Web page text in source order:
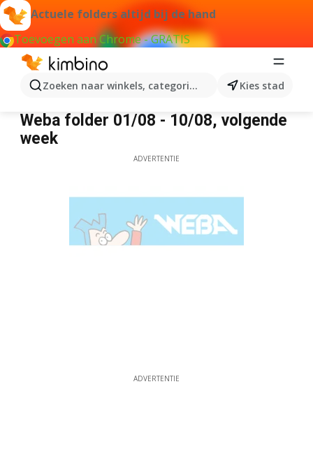
Actuele folders altijd bij de hand
Toevoegen aan Chrome - GRATIS
Zoeken naar winkels, categorieën, producten...
Kies stad
Weba
Weba folder 01/08 - 10/08, volgende
week
ADVERTENTIE
ADVERTENTIE